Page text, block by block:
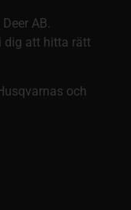
AB.
dig att hitta rätt
och